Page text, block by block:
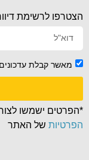
הצטרפו לרשימת
מאשר קבלת
*הפרטים ישמשו
הפרטיות של האתר